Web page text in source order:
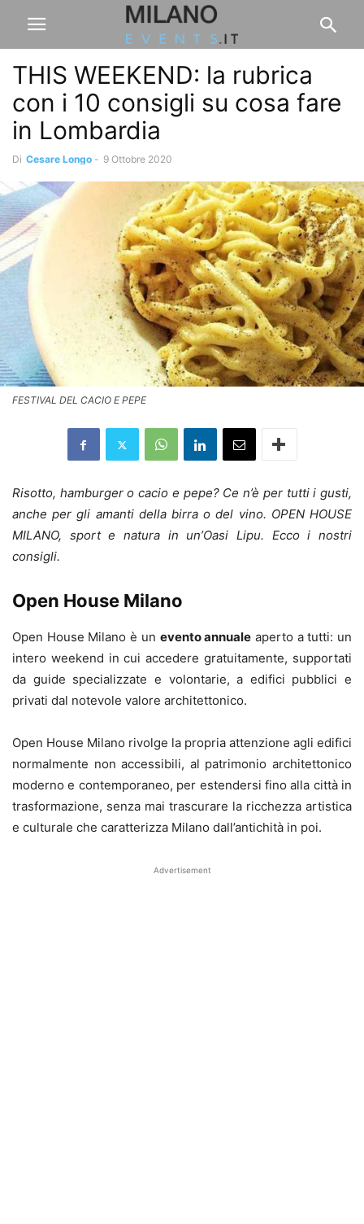
THIS WEEKEND: la rubrica
con i 10 consigli su cosa fare
in Lombardia
Di Cesare Longo - 9 Ottobre 2020
FESTIVAL DEL CACIO E PEPE
Risotto, hamburger o cacio e pepe? Ce n’è per tutti i gusti,
anche per gli amanti della birra o del vino. OPEN HOUSE
MILANO, sport e natura in un’Oasi Lipu. Ecco i nostri
consigli.
Open House Milano
Open House Milano è un evento annuale aperto a tutti: un
intero weekend in cui accedere gratuitamente, supportati
da guide specializzate e volontarie, a edifici pubblici e
privati dal notevole valore architettonico.
Open House Milano rivolge la propria attenzione agli edifici
normalmente non accessibili, al patrimonio architettonico
moderno e contemporaneo, per estendersi fino alla città in
trasformazione, senza mai trascurare la ricchezza artistica
e culturale che caratterizza Milano dall’antichità in poi.
Advertisement